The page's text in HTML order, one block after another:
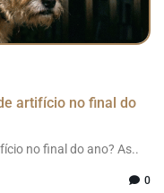
artifício no final do
no final do ano? As..
0